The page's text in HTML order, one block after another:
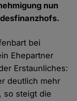
nun
bei
Ehepartner
Erstaunliches:
deutlich mehr
so steigt die